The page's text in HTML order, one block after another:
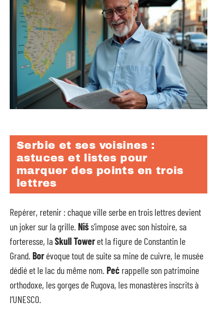
Serbie et ses voisines :
astuces et listes pour
marquer des points en trois
lettres
Repérer, retenir : chaque ville serbe en trois lettres devient
un joker sur la grille. Nišs’impose avec son histoire, sa
forteresse, laSkull Toweret la figure de Constantin le
Grand. Borévoque tout de suite sa mine de cuivre, le musée
dédié et le lac du même nom. Peć rappelle son patrimoine
orthodoxe, les gorges de Rugova, les monastères inscrits à
l’UNESCO.